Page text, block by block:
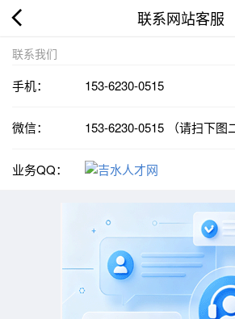
联系网站客服
联系我们
手机： 153-6230-0515
微信： 153-6230-0515 （请扫下图
业务QQ：